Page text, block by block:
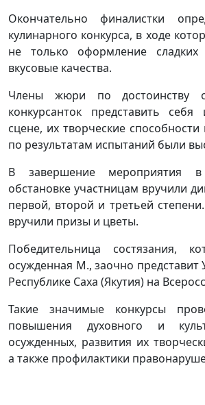
Окончательно финалистки
кулинарного конкурса, в ходе
не только оформление
вкусовые качества.
Члены жюри по достоинству
конкурсанток представить
сцене, их творческие способности
по результатам испытаний были
В завершение мероприятия в
обстановке участницам вручили
первой, второй и третьей
вручили призы и цветы.
Победительница состязания,
осужденная М., заочно
Республике Саха (Якутия) на
Такие значимые конкурсы
повышения духовного и
осужденных, развития их
а также профилактики